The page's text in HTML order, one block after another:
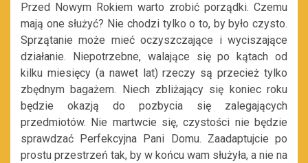
Przed Nowym Rokiem warto zrobić porządki. Czemu
mają one służyć? Nie chodzi tylko o to, by było czysto.
Sprzątanie może mieć oczyszczające i wyciszające
działanie. Niepotrzebne, walające się po kątach od
kilku miesięcy (a nawet lat) rzeczy są przecież tylko
zbędnym bagażem. Niech zbliżający się koniec roku
będzie okazją do pozbycia się zalegających
przedmiotów. Nie martwcie się, czystości nie będzie
sprawdzać Perfekcyjna Pani Domu. Zaadaptujcie po
prostu przestrzeń tak, by w końcu wam służyła, a nie na